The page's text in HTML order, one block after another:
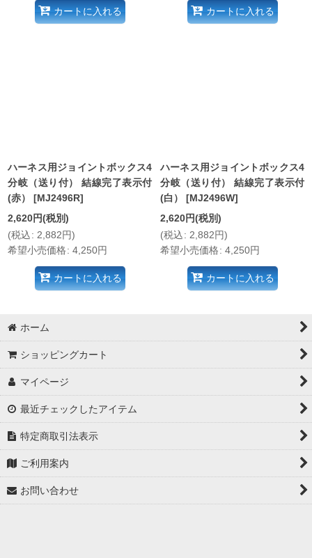
カートに入れる カートに入れる
ハーネス用ジョイントボックス4
分岐（送り付） 結線完了表示付
(赤）
[MJ2496R]
2,620円(税別)
(税込: 2,882円)
希望小売価格: 4,250円
カートに入れる
ハーネス用ジョイントボックス4
分岐（送り付） 結線完了表示付
(白）
[MJ2496W]
2,620円(税別)
(税込: 2,882円)
希望小売価格: 4,250円
カートに入れる
ホーム
ショッピングカート
マイページ
最近チェックしたアイテム
特定商取引法表示
ご利用案内
お問い合わせ